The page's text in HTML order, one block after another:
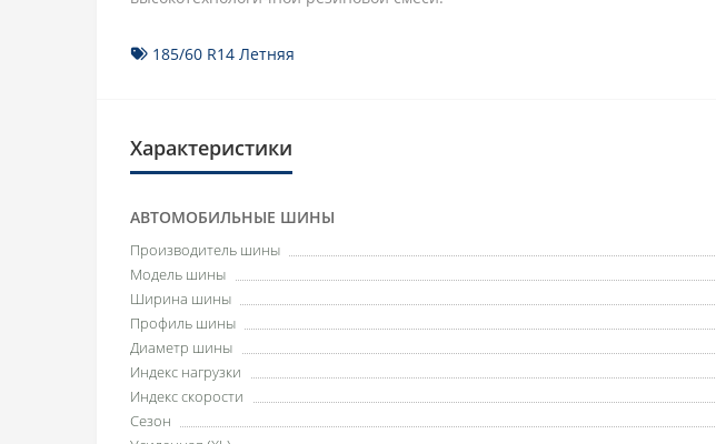
185/60 R14 Летняя
Характеристики
АВТОМОБИЛЬНЫЕ ШИНЫ
Производитель шины
Модель шины
Ширина шины
Профиль шины
Диаметр шины
Индекс нагрузки
Индекс скорости
Сезон